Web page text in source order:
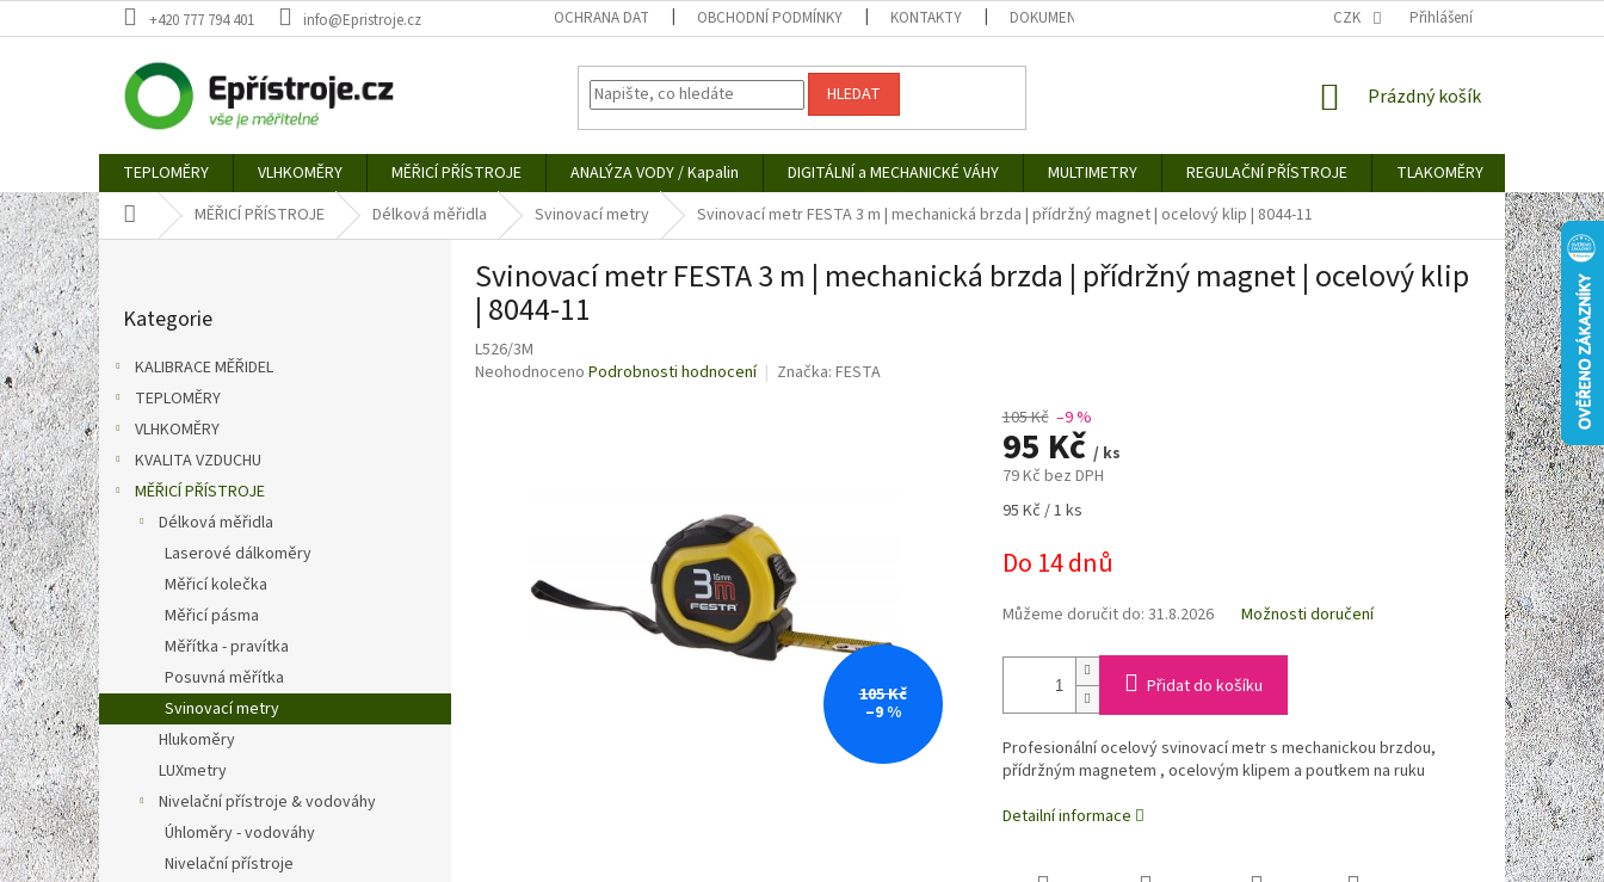
na
+420 777 794 401 info@Epristroje.cz OCHRANA DAT OBCHODNÍ PODMÍNKY KONTAKTY DOKUMENTY KE STAŽENÍ CENY ZA DOPRAVU / ZPŮSOBY DORUČENÍ
CZK Přihlášení
HLEDAT
NÁKUPNÍ
Prázdný košík
TEPLOMĚRY VLHKOMĚRY MĚŘICÍ PŘÍSTROJE ANALÝZA VODY / Kapalin DIGITÁLNÍ a MECHANICKÉ VÁHY MULTIMETRY REGULAČNÍ PŘÍSTROJE TLAKOMĚRY
Domů MĚŘICÍ PŘÍSTROJE Délková měřidla Svinovací metry Svinovací metr FESTA 3 m | mechanická brzda | přídržný magnet | ocelový klip | 8044-11
P
o
s
t
r
a
n
n
í
p
a
n
e
l
kategorie
Kategorie
KALIBRACE MĚŘIDEL
TEPLOMĚRY
VLHKOMĚRY
KVALITA VZDUCHU
MĚŘICÍ PŘÍSTROJE
Délková měřidla
Laserové dálkoměry
Měřicí kolečka
Měřicí pásma
Měřítka - pravítka
Posuvná měřítka
Svinovací metry
Hlukoměry
LUXmetry
Nivelační přístroje & vodováhy
Úhloměry - vodováhy
Nivelační přístroje
Svinovací metr FESTA 3 m | mechanická brzda | přídržný magnet | ocelový klip
| 8044-11
L526/3M
Průměrné
Neohodnoceno Podrobnosti hodnocení Značka: FESTA
105 Kč
–9 %
105 Kč –9 %
95 Kč / ks
79 Kč bez DPH
Měrná
95 Kč / 1 ks
Do 14 dnů
Můžeme doručit do: 31.8.2026 Možnosti doručení
Přidat do košíku
Profesionální ocelový svinovací metr s mechanickou brzdou,
přídržným magnetem , ocelovým klipem a poutkem na ruku
Detailní informace